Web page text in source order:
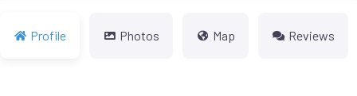
Profile Photos Map Reviews